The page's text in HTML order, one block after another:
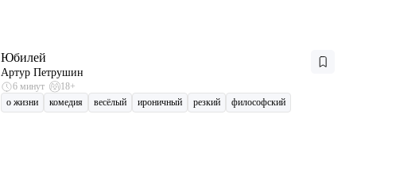
Юбилей
Артур Петрушин
6 минут
18+
о жизни
комедия весёлый ироничный резкий философский